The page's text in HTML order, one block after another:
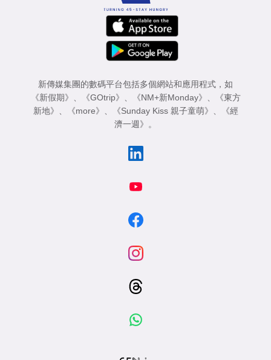
新傳媒集團的數碼平台包括多個網站和應用程式，如
《新假期》 、 《GOtrip》 、 《NM+新Monday》 、
《東方
新地》 、 《more》 、 《Sunday Kiss 親子童萌》 、
《經
濟一週》 。